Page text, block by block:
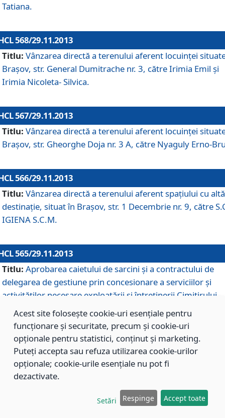
Tatiana.
568/29.11.2013
Titlu: Vânzarea directă a terenului aferent locuinţei
Braşov, str. General Dumitrache nr. 3, către Irimia Emil şi
Irimia Nicoleta- Silvica.
567/29.11.2013
Titlu: Vânzarea directă a terenului aferent locuinţei
Braşov, str. Gheorghe Doja nr. 3 A, către Nyaguly Erno-
566/29.11.2013
Titlu: Vânzarea directă a terenului aferent spaţiului cu altă
destinaţie, situat în Braşov, str. 1 Decembrie nr. 9, către
IGIENA S.C.M.
565/29.11.2013
Titlu: Aprobarea caietului de sarcini şi a contractului de
delegarea de gestiune prin concesionare a serviciilor şi
activităţilor necesare exploatării şi întreţinerii Cimitirului
Municipal Braşov situat în str. Dimitrie Anghel nr. 19.
564/29.11.2013
Titlu: Completarea şi modificarea H.C.L. nr. 446/2013,
care s-a aprobat studiul de fundamentare pentru
Acest site folosește cookie-uri esențiale pentru
funcționare și securitate, precum și cookie-uri
opționale pentru statistici, conținut și marketing.
Puteți accepta sau refuza utilizarea cookie-urilor
opționale; cookie-urile esențiale nu pot fi
dezactivate.
Setări Respinge Accept toate